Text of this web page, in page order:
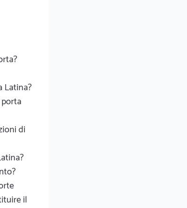
Latina?
di
il